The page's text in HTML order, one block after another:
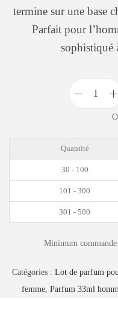
termine sur une base
Parfait pour
sophistiqué
Quantité
30 - 100
101 - 300
301 - 500
Minimum
Catégories : Lot de parfum
femme, Parfum 33ml